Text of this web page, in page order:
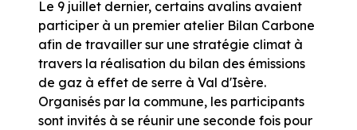
Le 9 juillet dernier, certains avalins avaient
participer à un premier atelier Bilan Carbone
afin de travailler sur une stratégie climat à
travers la réalisation du bilan des émissions
de gaz à effet de serre à Val d'Isère.
Organisés par la commune, les participants
sont invités à se réunir une seconde fois pour